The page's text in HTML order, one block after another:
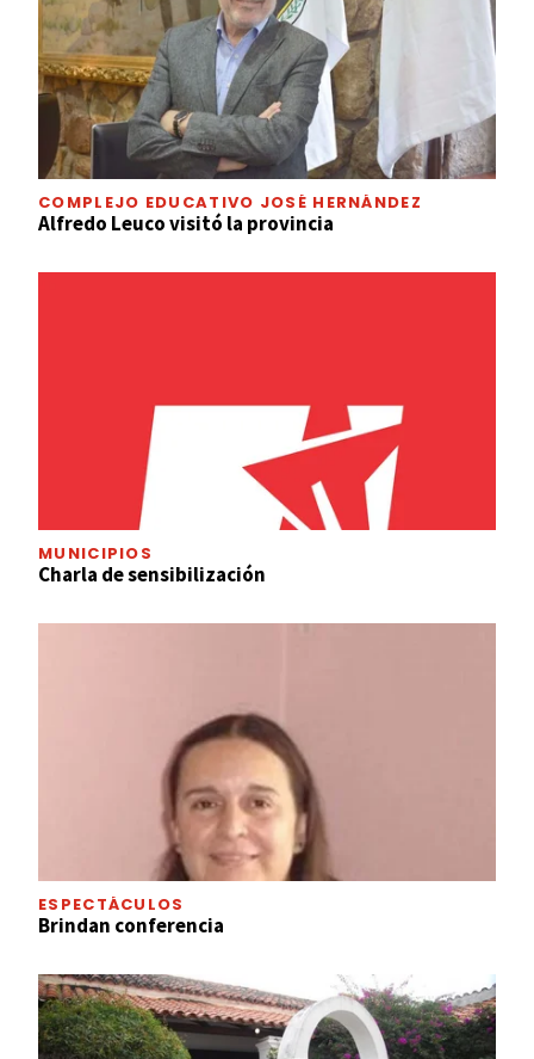
COMPLEJO EDUCATIVO JOSÉ HERNÁNDEZ
Alfredo Leuco visitó la provincia
MUNICIPIOS
Charla de sensibilización
ESPECTÁCULOS
Brindan conferencia